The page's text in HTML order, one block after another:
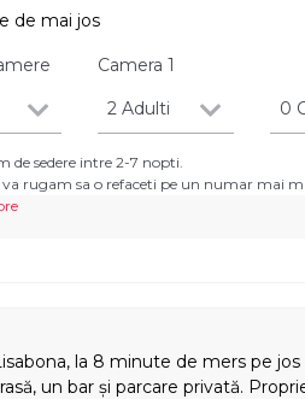
de mai jos
Camera1
2 Adulti
0
sedere intre 2-7 nopti.
rugam sa o refaceti pe un numar mai
la 8 minute de mers pe jos
un bar și parcare privată.